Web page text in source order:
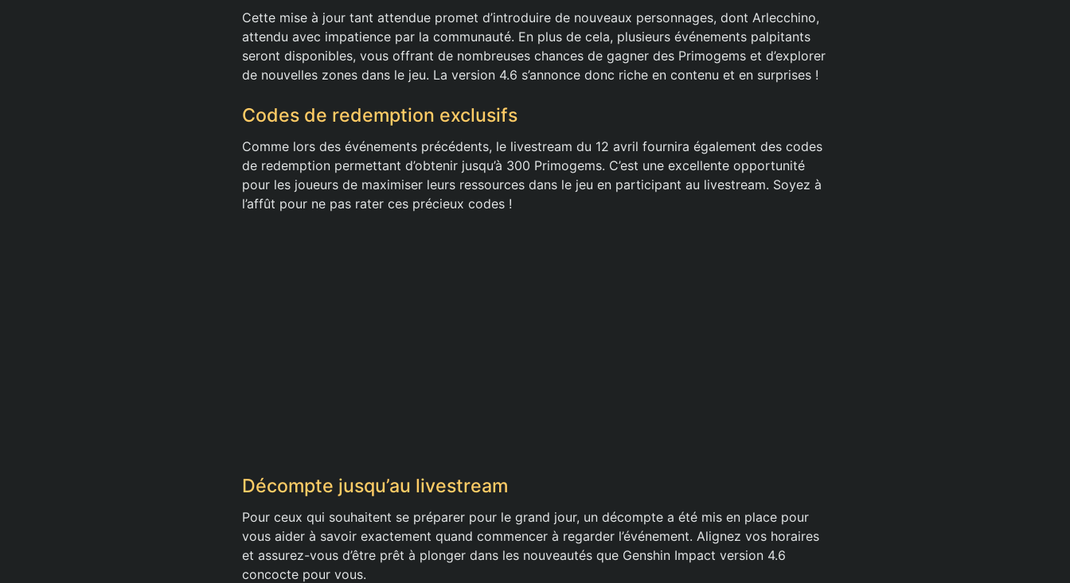
Cette mise à jour tant attendue promet d’introduire de nouveaux personnages, dont Arlecchino,
attendu avec impatience par la communauté. En plus de cela, plusieurs événements palpitants
seront disponibles, vous offrant de nombreuses chances de gagner des Primogems et d’explorer
de nouvelles zones dans le jeu. La version 4.6 s’annonce donc riche en contenu et en surprises !
Codes de redemption exclusifs
Comme lors des événements précédents, le livestream du 12 avril fournira également des codes
de redemption permettant d’obtenir jusqu’à 300 Primogems. C’est une excellente opportunité
pour les joueurs de maximiser leurs ressources dans le jeu en participant au livestream. Soyez à
l’affût pour ne pas rater ces précieux codes !
Décompte jusqu’au livestream
Pour ceux qui souhaitent se préparer pour le grand jour, un décompte a été mis en place pour
vous aider à savoir exactement quand commencer à regarder l’événement. Alignez vos horaires
et assurez-vous d’être prêt à plonger dans les nouveautés que Genshin Impact version 4.6
concocte pour vous.